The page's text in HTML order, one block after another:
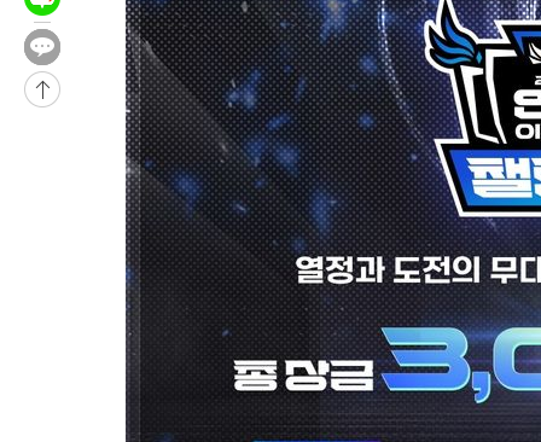
-6626초 전 >
[속보]종합특검, '관저이전 봐주기 감사' 유병호 구속기소
-3226초 전 >
민주 콩고 에볼라환자 4천명 돌파, 4053명 발생 1850명 사망
-31092초 전 >
"낮 기온 소폭 하락"…수도권 폭염중대경보, 폭염경보로 하향
[속보]이 대통령, '호우피해' 안동·의성 관할 4개 면 특별재난
[단독]중수청 지원 검사들, 정원 초과 시 낮은 계급 임용…희망
낮 최고 37도 찜통더위…곳곳 소나기·강원 많은 비[내일날씨]
SK하이닉스, 용인·청주 팹에 54조 투자…"AI 메모리 수요 선
여자배구 이재영·이다영 자매, 아제르바이잔 투란VC 입단
외국인 심판 성 접대 7경기 들여다보니…한국 축구 '5승 2무'
[속보]코스닥, 2.86포인트(0.36%) 내린 798.81마감
[속보]코스피, 6200선 약보합…0.60% 내린 6258.77에 마쳐
[속보]원·달러 환율, 7.7원 내린 1416.1원 마감
[속보] 노원서 40.1도 관측…서울, 2018년 이후 첫 40도